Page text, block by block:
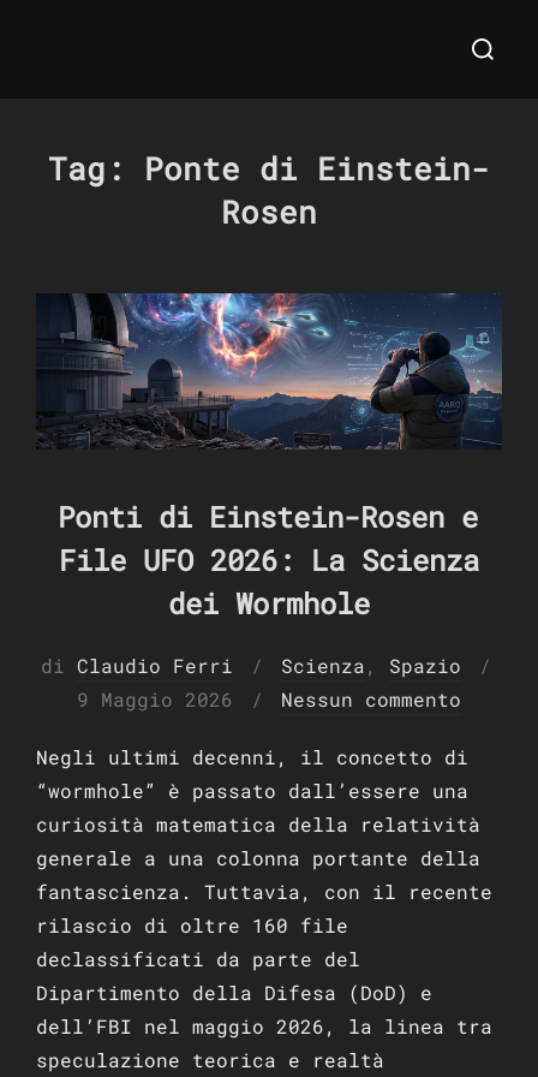
Cerca
Tag: Ponte di Einstein-
Rosen
Ponti di Einstein-Rosen e
File UFO 2026: La Scienza
dei Wormhole
di Claudio Ferri Scienza, Spazio
Pubblicato
9 Maggio 2026 Nessun commento
Negli ultimi decenni, il concetto di
“wormhole” è passato dall’essere una
curiosità matematica della relatività
generale a una colonna portante della
fantascienza. Tuttavia, con il recente
rilascio di oltre 160 file
declassificati da parte del
Dipartimento della Difesa (DoD) e
dell’FBI nel maggio 2026, la linea tra
speculazione teorica e realtà